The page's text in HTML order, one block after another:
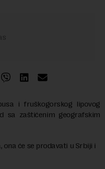
i fruškogorskog lipovog
sa zaštićenim geografskim
ona će se prodavati u Srbiji i